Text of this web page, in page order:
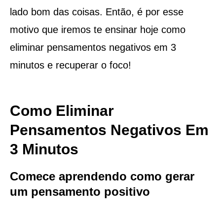
lado bom das coisas. Então, é por esse
motivo que iremos te ensinar hoje como
eliminar pensamentos negativos em 3
minutos e recuperar o foco!
Como Eliminar
Pensamentos Negativos Em
3 Minutos
Comece aprendendo como gerar
um pensamento positivo